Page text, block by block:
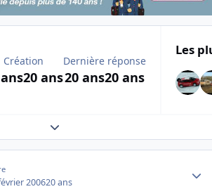
Création
20 ans
Dernière réponse
20 ans20 ans
Les
Expand topic overview
200620 ans